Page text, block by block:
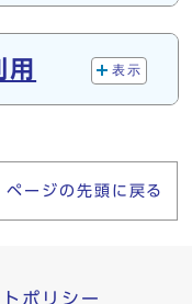
表示
ページの先頭に戻る
ポリシー